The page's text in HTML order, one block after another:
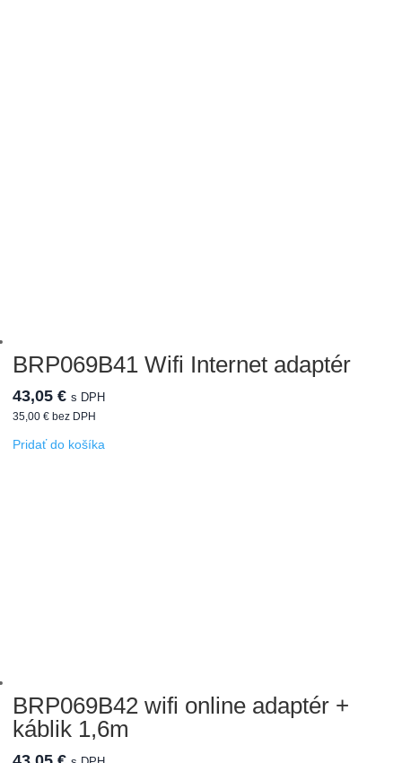
BRP069B41 Wifi Internet adaptér
43,05 € s DPH
35,00 € bez DPH
Pridať do košíka
BRP069B42 wifi online adaptér +
káblik 1,6m